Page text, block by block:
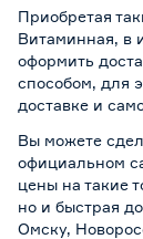
Приобретая
Витаминная, в
оформить
способом, для
доставке и
Вы можете
официальном
цены на такие
но и быстрая
Омску,